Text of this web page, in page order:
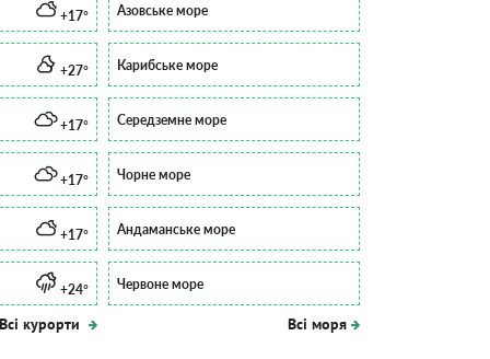
+17°
+27°
+17°
+17°
+17°
+24°
курорти
Азовське море
Карибське море
Середземне море
Чорне море
Андаманське море
Червоне море
Всі моря